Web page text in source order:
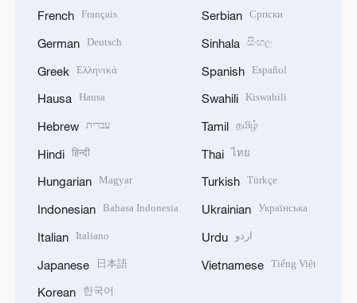
French Français
German Deutsch
Greek Ελληνικά
Hausa Hausa
Hebrew עברית
Hindi हिन्दी
Hungarian Magyar
Indonesian Bahasa Indonesia
Italian Italiano
Japanese 日本語
Korean 한국어
Serbian Српски
Sinhala සිංහල
Spanish Español
Swahili Kiswahili
Tamil தமிழ்
Thai ไทย
Turkish Türkçe
Ukrainian Українська
Urdu اردو
Vietnamese Tiếng Việt